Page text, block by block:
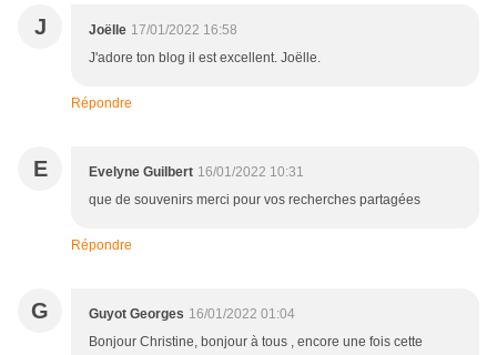
J Joëlle 17/01/2022 16:58
J'adore ton blog il est excellent. Joëlle.
Répondre
E Evelyne Guilbert 16/01/2022 10:31
que de souvenirs merci pour vos recherches partagées
Répondre
G Guyot Georges 16/01/2022 01:04
Bonjour Christine, bonjour à tous , encore une fois cette